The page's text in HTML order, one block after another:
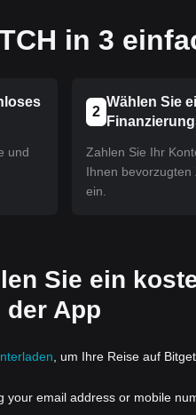
in 3
und
2
Wählen Sie
Zahlen Sie Ihr
Ihnen
ein.
Sie ein
der App
, um Ihre Reise auf
your email address or mobile